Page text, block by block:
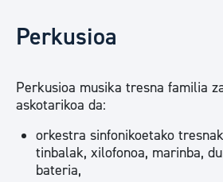
Perkusioa
Perkusioa musika tresna familia
askotarikoa da:
orkestra sinfonikoetako
tinbalak, xilofonoa, marinba,
bateria,